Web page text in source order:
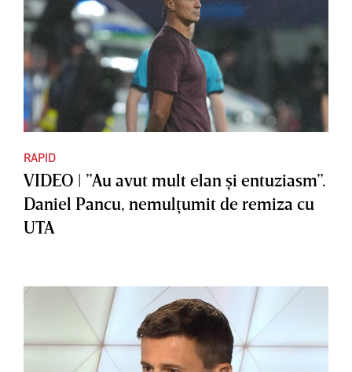
RAPID
VIDEO | ”Au avut mult elan şi entuziasm”.
Daniel Pancu, nemulţumit de remiza cu
UTA